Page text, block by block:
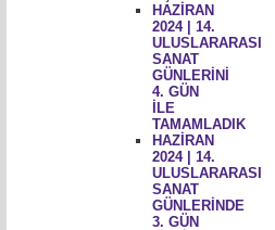
HAZİRAN
2024 | 14.
ULUSLARARASI
SANAT
GÜNLERİNİ
4. GÜN
İLE
TAMAMLADIK
HAZİRAN
2024 | 14.
ULUSLARARASI
SANAT
GÜNLERİNDE
3. GÜN